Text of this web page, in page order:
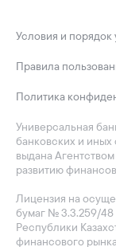
Универсальная
банковских и иных
выдана
развитию
Лицензия на
бумаг № 3.3.259/48
Республики
финансового рынка
Условия и порядок
Правила
Политика